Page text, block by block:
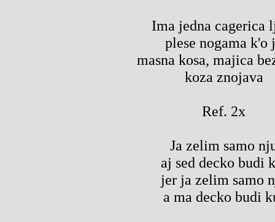
Ima jedna cagerica
plese nogama k'o
masna kosa, majica
koza znojava
Ref. 2x
Ja zelim samo
aj sed decko budi
jer ja zelim samo
a ma decko budi